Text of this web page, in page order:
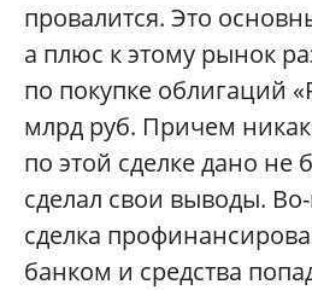
провалится. Это
а плюс к этому рынок
по покупке облигаций
млрд руб. Причем
по этой сделке дано не
сделал свои выводы.
сделка
банком и средства